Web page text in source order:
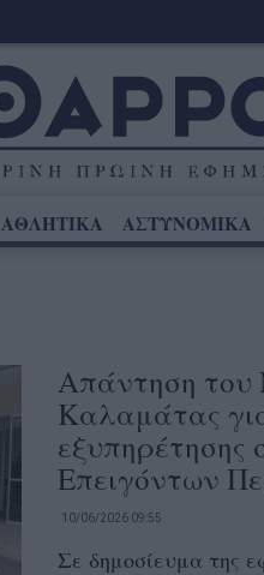
ΑΘΛΗΤΙΚΑ ΑΣΤΥΝΟΜΙΚΑ
Απάντηση του
Καλαμάτας
εξυπηρέτησης
Επειγόντων
10/06/2026 09:55
Σε δημοσίευμα της